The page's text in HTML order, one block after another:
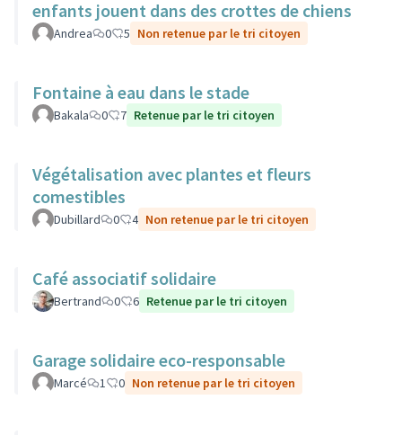
enfants jouent dans des crottes de chiens
Andrea 0 5 Non retenue par le tri citoyen
Fontaine à eau dans le stade
Bakala 0 7 Retenue par le tri citoyen
Végétalisation avec plantes et fleurs
comestibles
Dubillard 0 4 Non retenue par le tri citoyen
Café associatif solidaire
Bertrand 0 6 Retenue par le tri citoyen
Garage solidaire eco-responsable
Marcé 1 0 Non retenue par le tri citoyen